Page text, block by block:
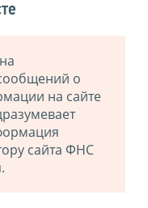
о
на сайте
сайта ФНС